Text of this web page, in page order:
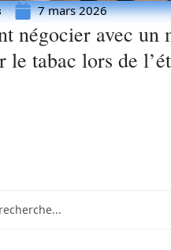
7 mars 2026
négocier avec un
le tabac lors de